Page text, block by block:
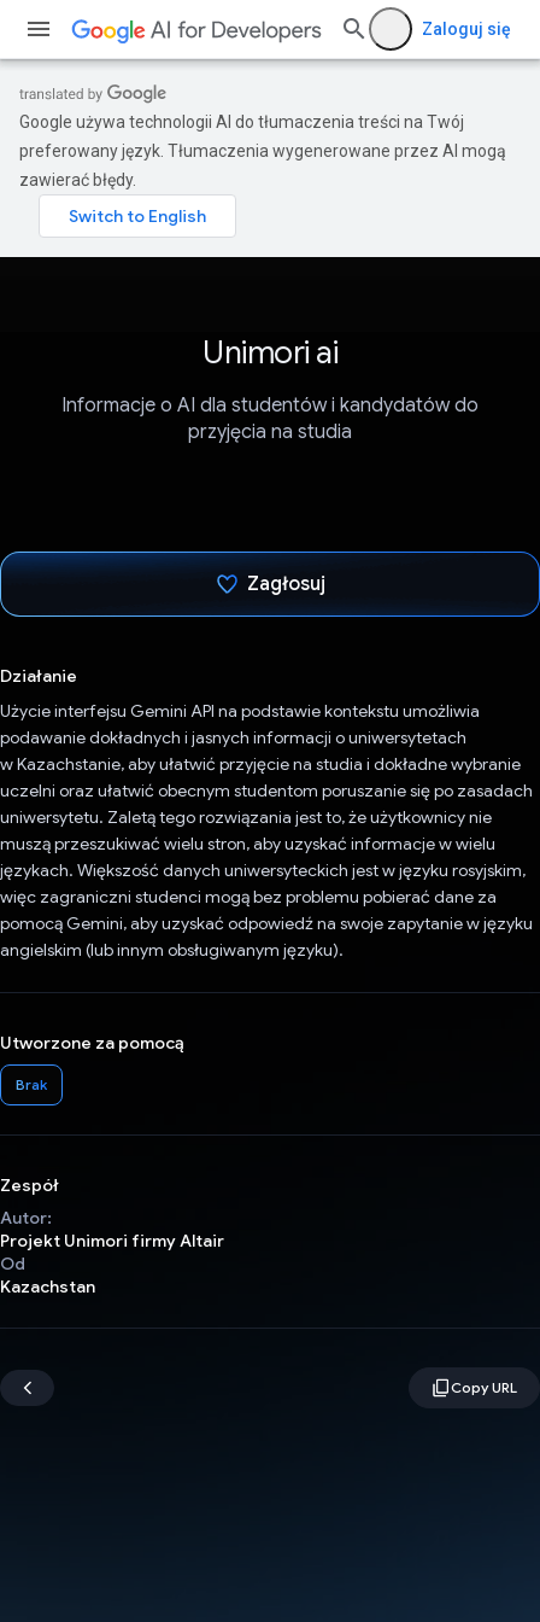
Zaloguj się
Google używa technologii AI do tłumaczenia treści na Twój
preferowany język. Tłumaczenia wygenerowane przez AI mogą
zawierać błędy.
Unimori ai
Informacje o AI dla studentów i kandydatów do
przyjęcia na studia
Zagłosuj
Działanie
Użycie interfejsu Gemini API na podstawie kontekstu umożliwia
podawanie dokładnych i jasnych informacji o uniwersytetach
w Kazachstanie, aby ułatwić przyjęcie na studia i dokładne wybranie
uczelni oraz ułatwić obecnym studentom poruszanie się po zasadach
uniwersytetu. Zaletą tego rozwiązania jest to, że użytkownicy nie
muszą przeszukiwać wielu stron, aby uzyskać informacje w wielu
językach. Większość danych uniwersyteckich jest w języku rosyjskim,
więc zagraniczni studenci mogą bez problemu pobierać dane za
pomocą Gemini, aby uzyskać odpowiedź na swoje zapytanie w języku
angielskim (lub innym obsługiwanym języku).
Utworzone za pomocą
Brak
Zespół
Autor:
Projekt Unimori firmy Altair
Od
Kazachstan